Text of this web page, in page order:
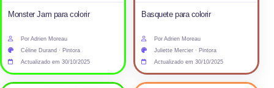
Monster Jam para colorir
Por Adrien Moreau
Céline Durand · Pintora
Actualizado em 30/10/2025
Basquete para colorir
Por Adrien Moreau
Juliette Mercier · Pintora
Actualizado em 30/10/2025